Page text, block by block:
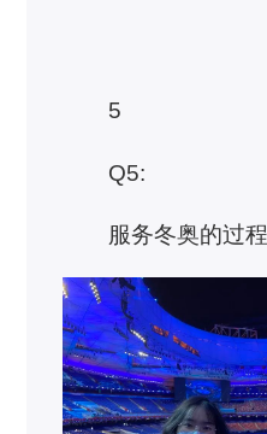
5
Q5:
服务冬奥的过